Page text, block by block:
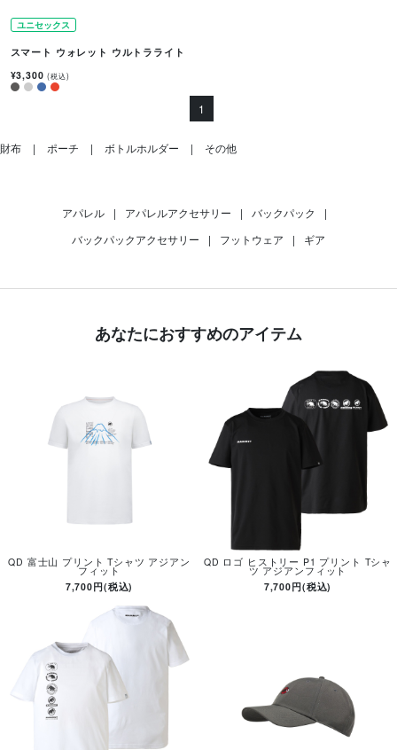
ユニセックス
スマート ウォレット ウルトラライト
¥3,300(税込)
1
財布 ポーチ ボトルホルダー その他
アパレル | アパレルアクセサリー | バックパック
|
バックパックアクセサリー
| フットウェア | ギア
あなたにおすすめのアイテム
QD 富士山 プリント Tシャツ アジアン
フィット
7,700円(税込)
QD ロゴ ヒストリー P1 プリント Tシャ
ツ アジアンフィット
7,700円(税込)